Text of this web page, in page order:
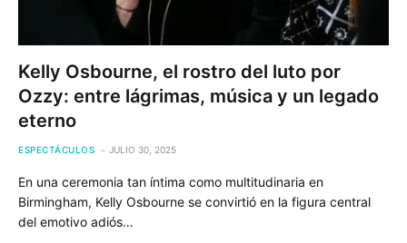
Kelly Osbourne, el rostro del luto por
Ozzy: entre lágrimas, música y un legado
eterno
ESPECTÁCULOS JULIO 30, 2025
En una ceremonia tan íntima como multitudinaria en
Birmingham, Kelly Osbourne se convirtió en la figura central
del emotivo adiós…